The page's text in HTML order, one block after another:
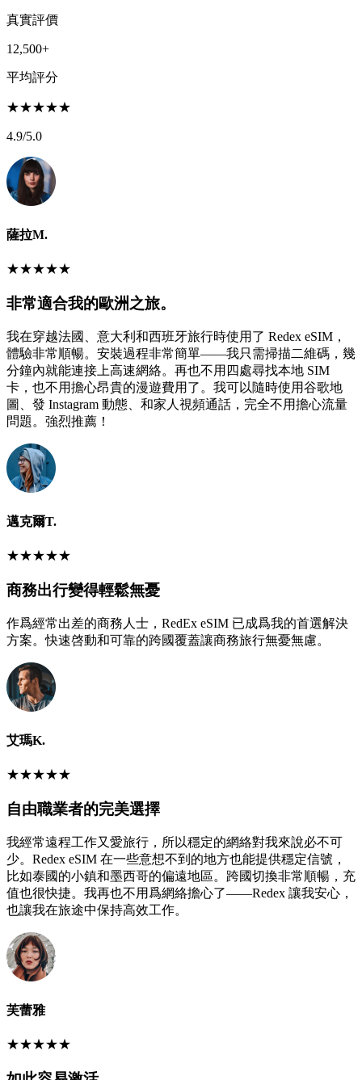
真實評價
12,500+
平均評分
★★★★★
4.9/5.0
薩拉M.
★★★★★
非常適合我的歐洲之旅。
我在穿越法國、意大利和西班牙旅行時使用了 Redex eSIM，
體驗非常順暢。安裝過程非常簡單——我只需掃描二維碼，幾
分鐘內就能連接上高速網絡。再也不用四處尋找本地 SIM
卡，也不用擔心昂貴的漫遊費用了。我可以隨時使用谷歌地
圖、發 Instagram 動態、和家人視頻通話，完全不用擔心流量
問題。強烈推薦！
邁克爾T.
★★★★★
商務出行變得輕鬆無憂
作爲經常出差的商務人士，RedEx eSIM 已成爲我的首選解決
方案。快速啓動和可靠的跨國覆蓋讓商務旅行無憂無慮。
艾瑪K.
★★★★★
自由職業者的完美選擇
我經常遠程工作又愛旅行，所以穩定的網絡對我來說必不可
少。Redex eSIM 在一些意想不到的地方也能提供穩定信號，
比如泰國的小鎮和墨西哥的偏遠地區。跨國切換非常順暢，充
值也很快捷。我再也不用爲網絡擔心了——Redex 讓我安心，
也讓我在旅途中保持高效工作。
芙蕾雅
★★★★★